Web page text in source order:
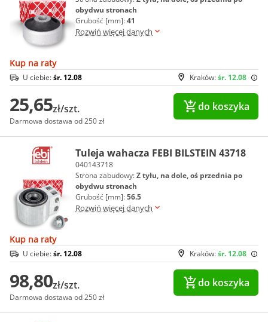
obydwu stronach
Grubość [mm]:41
Rozwiń więcej danych
Kup na raty
Kraków:śr. 12.08
U ciebie:śr. 12.08
25,65zł/szt.
Darmowa dostawa od 250 zł
do koszyka
Tuleja wahacza FEBI BILSTEIN 43718
040143718
Strona zabudowy:Z tyłu, na dole, oś przednia po
obydwu stronach
Grubość [mm]:56.5
Rozwiń więcej danych
Kup na raty
Kraków:śr. 12.08
U ciebie:śr. 12.08
98,80zł/szt.
Darmowa dostawa od 250 zł
do koszyka